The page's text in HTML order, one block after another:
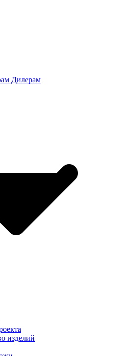
Дилерам
изделий